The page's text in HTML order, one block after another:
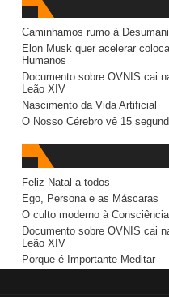
Caminhamos rumo à
Elon Musk quer acelerar
Humanos
Documento sobre OVNIS cai
Leão XIV
Nascimento da Vida Artificial
O Nosso Cérebro vê 15
Feliz Natal a todos
Ego, Persona e as Máscaras
O culto moderno à Consciência
Documento sobre OVNIS cai
Leão XIV
Porque é Importante Meditar